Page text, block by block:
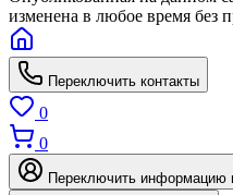
изменена в любое время без
Переключить контакты
0
0
Переключить информацию